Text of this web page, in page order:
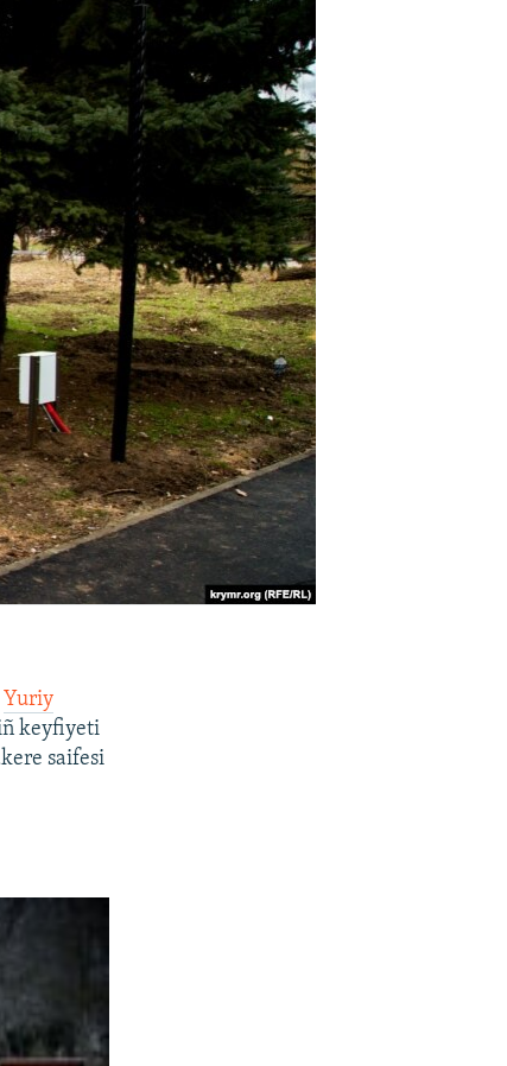
Yuriy
keyfiyeti
saifesi